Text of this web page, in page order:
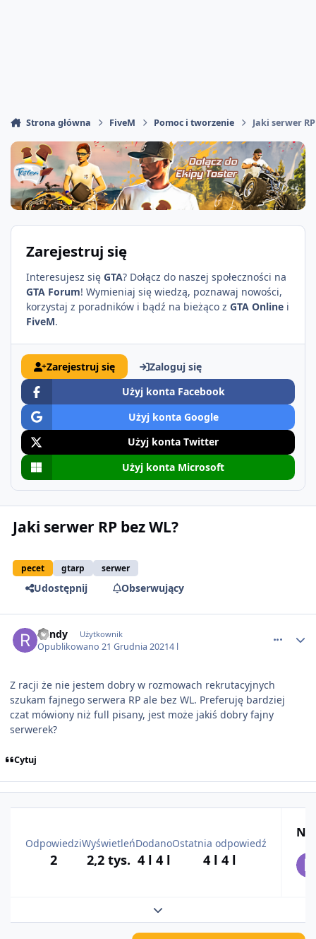
Strona główna FiveM Pomoc i tworzenie Jaki serwer
Zarejestruj się
Interesujesz się GTA? Dołącz do naszej społeczności na
GTA Forum! Wymieniaj się wiedzą, poznawaj nowości,
korzystaj z poradników i bądź na bieżąco z GTA Online i
FiveM.
Zarejestruj się
Zaloguj się
Użyj konta Facebook
Użyj konta Google
Użyj konta Twitter
Użyj konta Microsoft
Jaki serwer RP bez WL?
pecet gtarp serwer
Udostępnij Obserwujący
Randy Użytkownik
Opublikowano21 Grudnia 20214 l
Z racji że nie jestem dobry w rozmowach rekrutacyjnych
szukam fajnego serwera RP ale bez WL. Preferuję bardziej
czat mówiony niż full pisany, jest może jakiś dobry fajny
serwerek?
Cytuj
Odpowiedzi
2
Wyświetleń
2,2 tys.
Dodano
4 l 4 l
Ostatnia odpowiedź
4 l 4 l
Rozwiń podsumowanie tematu